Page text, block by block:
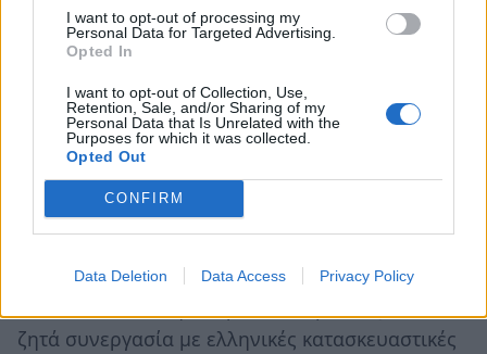
I want to opt-out of processing my
Personal Data for Targeted Advertising.
Opted In
I want to opt-out of Collection, Use,
Retention, Sale, and/or Sharing of my
Personal Data that Is Unrelated with the
Purposes for which it was collected.
Opted Out
CONFIRM
Data Deletion Data Access Privacy Policy
κλάδου. (Αρμόδιος: Κ. Diego, Mobil: 0034-
673088046).
ΣΕΝΕΓΑΛΗ
Groupe BENJA S.A.
Δ/ΝΣΗ: K3-BTP SARL_BENJA SA 44, MERMOZ
PYROTECHNIE, BP: 29.711, DAKAR
ΤΗΛ: (00221) 338204014, 774501759 FAX: (00221)
web site:http://sillidemba.blogspot.com
ζητά συνεργασία με ελληνικές κατασκευαστικές